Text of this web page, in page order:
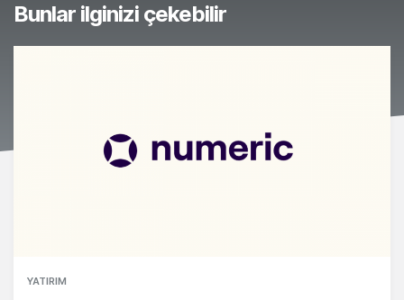
Bunlar ilginizi çekebilir
YATIRIM